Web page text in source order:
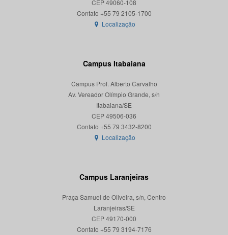
CEP 49060-108
Localização
Campus Itabaiana
Campus Prof. Alberto Carvalho
Av. Vereador Olímpio Grande, s/n
Itabaiana/SE
CEP 49506-036
Localização
Campus Laranjeiras
Praça Samuel de Oliveira, s/n, Centro
Laranjeiras/SE
CEP 49170-000